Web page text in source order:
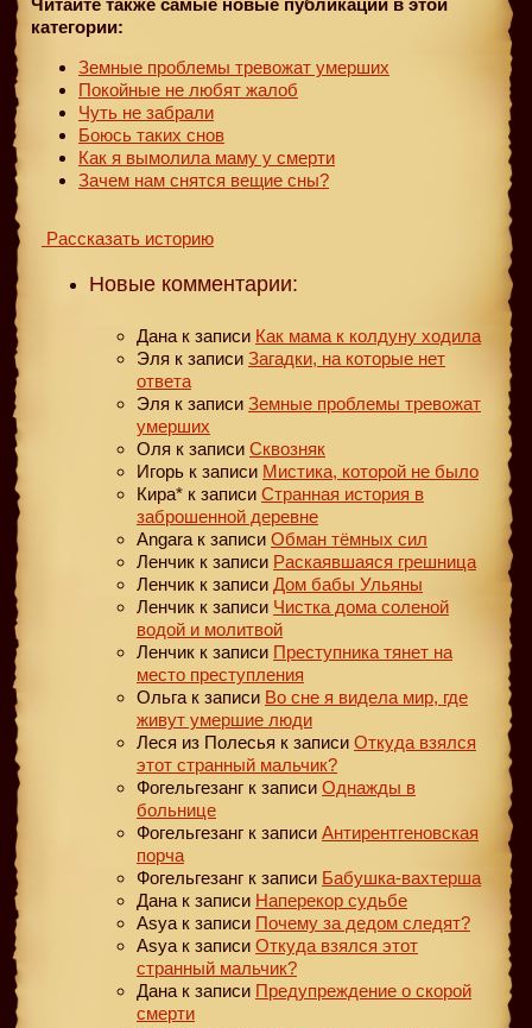
категории:
Земные проблемы тревожат умерших
Покойные не любят жалоб
Чуть не забрали
Боюсь таких снов
Как я вымолила маму у смерти
Зачем нам снятся вещие сны?
Рассказать историю
Новые комментарии:
Дана к записи Как мама к колдуну ходила
Эля к записи Загадки, на которые нет
ответа
Эля к записи Земные проблемы тревожат
умерших
Оля к записи Сквозняк
Игорь к записи Мистика, которой не было
Кира* к записи Странная история в
заброшенной деревне
Angara к записи Обман тёмных сил
Ленчик к записи Раскаявшаяся грешница
Ленчик к записи Дом бабы Ульяны
Ленчик к записи Чистка дома соленой
водой и молитвой
Ленчик к записи Преступника тянет на
место преступления
Ольга к записи Во сне я видела мир, где
живут умершие люди
Леся из Полесья к записи Откуда взялся
этот странный мальчик?
Фогельгезанг к записи Однажды в
больнице
Фогельгезанг к записи Антирентгеновская
порча
Фогельгезанг к записи Бабушка-вахтерша
Дана к записи Наперекор судьбе
Asya к записи Почему за дедом следят?
Asya к записи Откуда взялся этот
странный мальчик?
Дана к записи Предупреждение о скорой
смерти